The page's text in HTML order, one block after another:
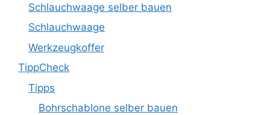
Schlauchwaage selber bauen
Schlauchwaage
Werkzeugkoffer
TippCheck
Tipps
Bohrschablone selber bauen